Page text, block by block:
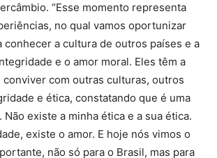
“Esse momento representa
no qual vamos oportunizar
conhecer a cultura de outros países e a
e o amor moral. Eles têm a
com outras culturas, outros
e ética, constatando que é uma
Não existe a minha ética e a sua ética.
existe o amor. E hoje nós vimos o
não só para o Brasil, mas para